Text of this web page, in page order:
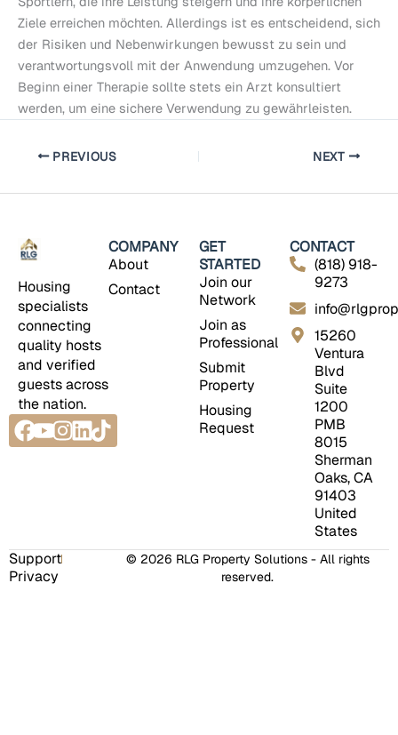
Ziele erreichen möchten. Allerdings ist es entscheidend, sich
der Risiken und Nebenwirkungen bewusst zu sein und
verantwortungsvoll mit der Anwendung umzugehen. Vor
Beginn einer Therapie sollte stets ein Arzt konsultiert
werden, um eine sichere Verwendung zu gewährleisten.
PREVIOUS NEXT
Housing
specialists
connecting
quality hosts
and verified
guests across
the nation.
Facebook
Youtube
Instagram
Linkedin
Tiktok
COMPANY
About
Contact
GET
STARTED
Join our
Network
Join as
Professional
Submit
Property
Housing
Request
CONTACT
(818) 918-
9273
15260
Ventura
Blvd
Suite
1200
PMB
8015
Sherman
Oaks, CA
91403
United
States
© 2026 RLG Property Solutions - All rights
reserved.
Support
Privacy